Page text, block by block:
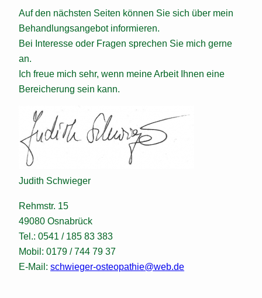
Auf den nächsten Seiten können Sie sich über mein
Behandlungsangebot informieren.
Bei Interesse oder Fragen sprechen Sie mich gerne
an.
Ich freue mich sehr, wenn meine Arbeit Ihnen eine
Bereicherung sein kann.
Judith Schwieger
Rehmstr. 15
49080 Osnabrück
Tel.: 0541 / 185 83 383
Mobil: 0179 / 744 79 37
E-Mail: schwieger-osteopathie@web.de